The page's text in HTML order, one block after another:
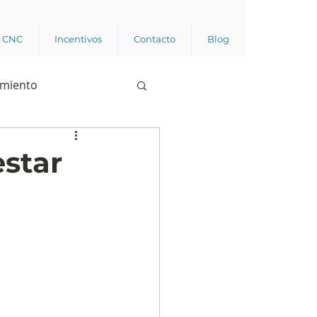
Incentivos Contacto Blog
Business analytics
opinión pública